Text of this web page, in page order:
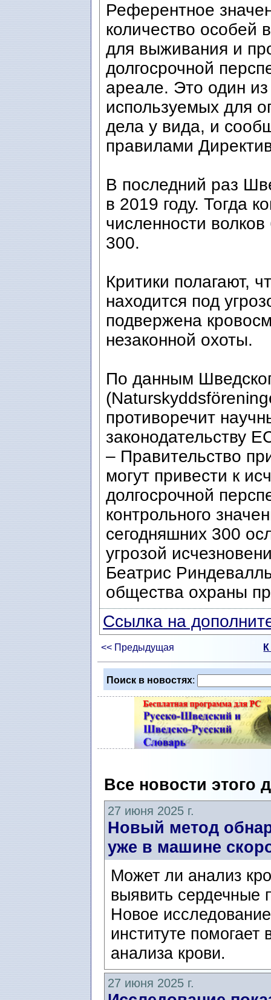
Референтное
количество особей
для выживания и
долгосрочной
ареале. Это один из
используемых для
дела у вида, и
правилами
В последний раз
в 2019 году. Тогда
численности
300.
Критики полагают,
находится под
подвержена
незаконной охоты.
По данным
противоречит
законодательству
– Правительство
могут привести к
долгосрочной
контрольного
сегодняшних 300
угрозой
Беатрис
общества охраны
Ссылка на
<< Предыдущая
Поиск в новостях:
Все новости этого
27 июня 2025 г.
Новый метод
уже в машине
Может ли анализ
выявить сердечные
Новое
институте
анализа крови.
27 июня 2025 г.